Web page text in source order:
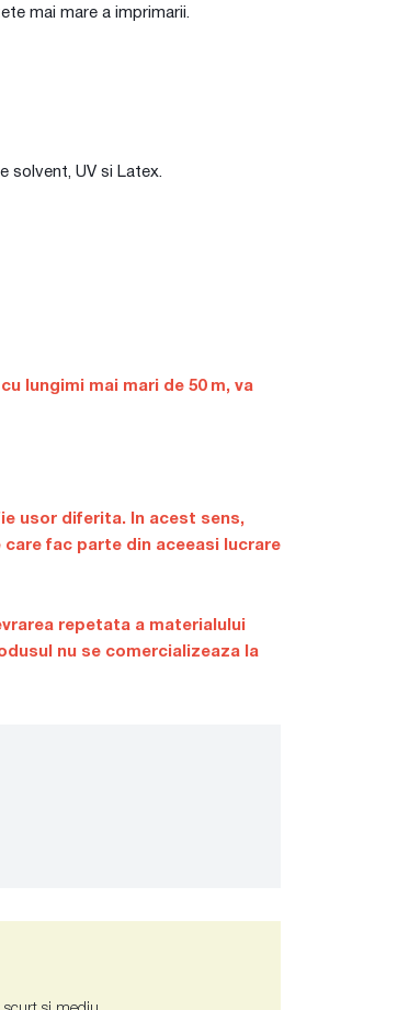
mai mare a imprimarii.
solvent, UV si Latex.
lungimi mai mari de 50 m, va
usor diferita. In acest sens,
fac parte din aceeasi lucrare
repetata a materialului
nu se comercializeaza la